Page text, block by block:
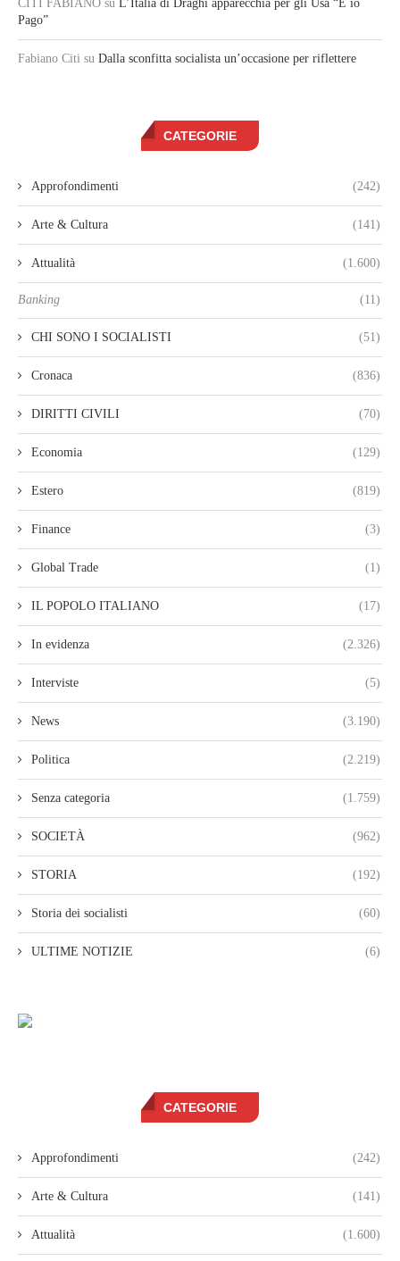
CITI FABIANO su L’Italia di Draghi apparecchia per gli Usa “E io
Pago”
Fabiano Citi su Dalla sconfitta socialista un’occasione per riflettere
CATEGORIE
Approfondimenti (242)
Arte & Cultura (141)
Attualità (1.600)
Banking (11)
CHI SONO I SOCIALISTI (51)
Cronaca (836)
DIRITTI CIVILI (70)
Economia (129)
Estero (819)
Finance (3)
Global Trade (1)
IL POPOLO ITALIANO (17)
In evidenza (2.326)
Interviste (5)
News (3.190)
Politica (2.219)
Senza categoria (1.759)
SOCIETÀ (962)
STORIA (192)
Storia dei socialisti (60)
ULTIME NOTIZIE (6)
CATEGORIE
Approfondimenti (242)
Arte & Cultura (141)
Attualità (1.600)